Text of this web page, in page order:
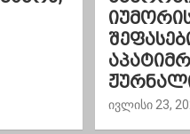
ივლისი 23,